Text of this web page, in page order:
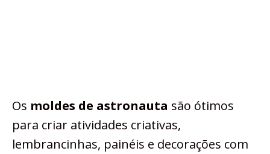
Os moldes de astronauta são ótimos
para criar atividades criativas,
lembrancinhas, painéis e decorações com